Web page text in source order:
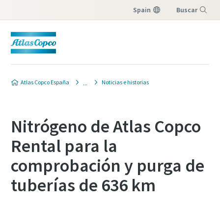
Spain Buscar
Atlas Copco España Noticias e historias
Nitrógeno de Atlas Copco
Rental para la
comprobación y purga de
tuberías de 636 km